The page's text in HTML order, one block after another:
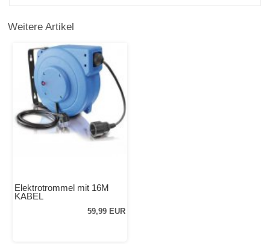
Weitere Artikel
Elektrotrommel mit 16M
KABEL
59,99 EUR